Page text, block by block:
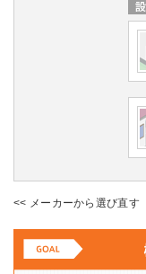
<< メーカーから選び直す